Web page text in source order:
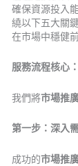
確保資源投入
繞以下五大關
在市場中穩健
服務流程核心
我們將市場推
第一步：深入
成功的市場推